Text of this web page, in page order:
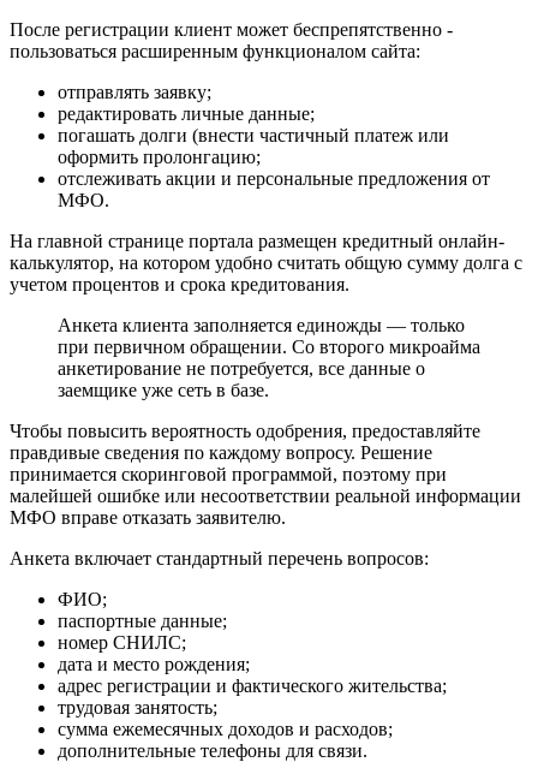
После регистрации клиент может беспрепятственно ­­
пользоваться расширенным функционалом сайта:
отправлять заявку;
редактировать личные данные;
погашать долги (внести частичный платеж или
оформить пролонгацию;
отслеживать акции и персональные предложения от
МФО.
На главной странице портала размещен кредитный онлайн-
калькулятор, на котором удобно считать общую сумму долга с
учетом процентов и срока кредитования.
Анкета клиента заполняется единожды — только
при первичном обращении. Со второго микроайма
анкетирование не потребуется, все данные о
заемщике уже сеть в базе.
Чтобы повысить вероятность одобрения, предоставляйте
правдивые сведения по каждому вопросу. Решение
принимается скоринговой программой, поэтому при
малейшей ошибке или несоответствии реальной информации
МФО вправе отказать заявителю.
Анкета включает стандартный перечень вопросов:
ФИО;
паспортные данные;
номер СНИЛС;
дата и место рождения;
адрес регистрации и фактического жительства;
трудовая занятость;
сумма ежемесячных доходов и расходов;
дополнительные телефоны для связи.